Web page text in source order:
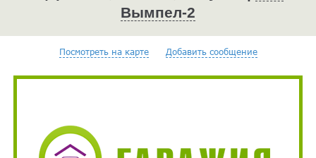
Вымпел-2
Посмотреть на карте Добавить сообщение